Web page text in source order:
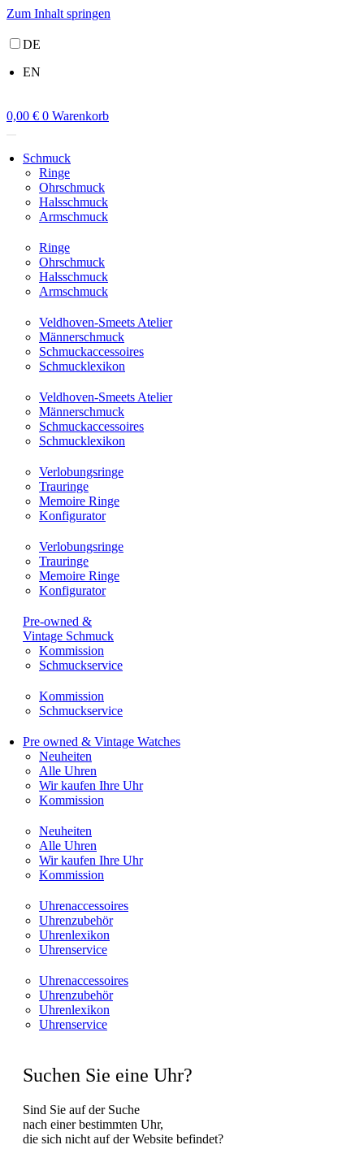
Zum Inhalt springen
DE
EN
0,00 € 0 Warenkorb
Schmuck
Ringe
Ohrschmuck
Halsschmuck
Armschmuck
Ringe
Ohrschmuck
Halsschmuck
Armschmuck
Veldhoven-Smeets Atelier
Männerschmuck
Schmuckaccessoires
Schmucklexikon
Veldhoven-Smeets Atelier
Männerschmuck
Schmuckaccessoires
Schmucklexikon
Verlobungsringe
Trauringe
Memoire Ringe
Konfigurator
Verlobungsringe
Trauringe
Memoire Ringe
Konfigurator
Pre-owned &
Vintage Schmuck
Kommission
Schmuckservice
Kommission
Schmuckservice
Pre owned & Vintage Watches
Neuheiten
Alle Uhren
Wir kaufen Ihre Uhr
Kommission
Neuheiten
Alle Uhren
Wir kaufen Ihre Uhr
Kommission
Uhrenaccessoires
Uhrenzubehör
Uhrenlexikon
Uhrenservice
Uhrenaccessoires
Uhrenzubehör
Uhrenlexikon
Uhrenservice
Suchen Sie eine Uhr?
Sind Sie auf der Suche
nach einer bestimmten Uhr,
die sich nicht auf der Website befindet?